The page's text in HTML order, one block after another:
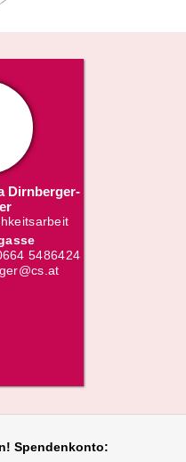
Dirnberger-
5486424
Spendenkonto: